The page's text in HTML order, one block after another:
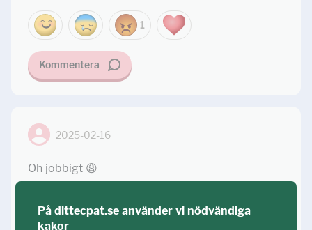
1
Kommentera
2025-02-16
Oh jobbigt 😩
På dittecpat.se använder vi nödvändiga
kakor